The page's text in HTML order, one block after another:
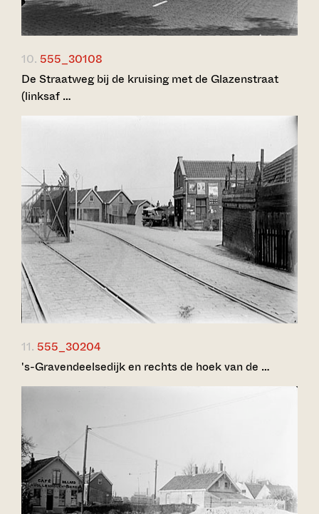
10. 555_30108
De Straatweg bij de kruising met de Glazenstraat
(linksaf …
11. 555_30204
's-Gravendeelsedijk en rechts de hoek van de …